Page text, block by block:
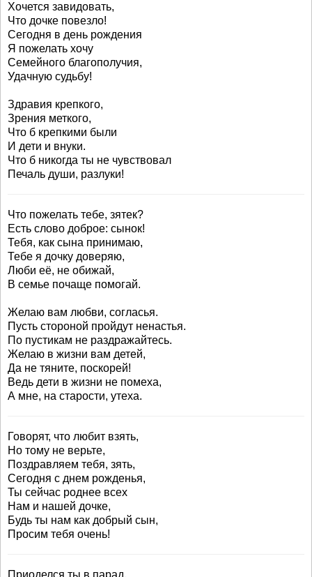
Хочется завидовать,
Что дочке повезло!
Сегодня в день рождения
Я пожелать хочу
Семейного благополучия,
Удачную судьбу!
Здравия крепкого,
Зрения меткого,
Что б крепкими были
И дети и внуки.
Что б никогда ты не чувствовал
Печаль души, разлуки!
Что пожелать тебе, зятек?
Есть слово доброе: сынок!
Тебя, как сына принимаю,
Тебе я дочку доверяю,
Люби её, не обижай,
В семье почаще помогай.
Желаю вам любви, согласья.
Пусть стороной пройдут ненастья.
По пустикам не раздражайтесь.
Желаю в жизни вам детей,
Да не тяните, поскорей!
Ведь дети в жизни не помеха,
А мне, на старости, утеха.
Говорят, что любит взять,
Но тому не верьте,
Поздравляем тебя, зять,
Сегодня с днем рожденья,
Ты сейчас роднее всех
Нам и нашей дочке,
Будь ты нам как добрый сын,
Просим тебя очень!
Приоделся ты в парад,